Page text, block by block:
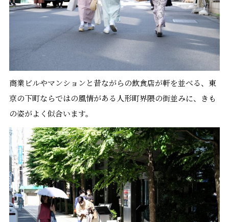
商業ビルやマンションと昔ながらの飲食店が軒を並べる、東
京の下町ならではの風情がある人形町界隈の街並みに、きも
の姿がよく似合います。